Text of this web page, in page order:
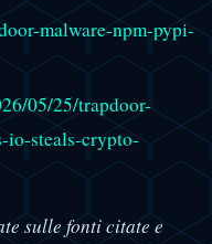
malware-npm-pypi-
05/25/trapdoor-
io-steals-crypto-
sulle fonti citate e